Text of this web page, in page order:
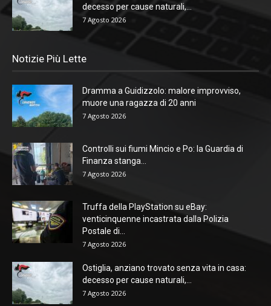
decesso per cause naturali,...
7 Agosto 2026
Notizie Più Lette
Dramma a Guidizzolo: malore improvviso,
muore una ragazza di 20 anni
7 Agosto 2026
Controlli sui fiumi Mincio e Po: la Guardia di
Finanza stanga...
7 Agosto 2026
Truffa della PlayStation su eBay:
venticinquenne incastrata dalla Polizia
Postale di...
7 Agosto 2026
Ostiglia, anziano trovato senza vita in casa:
decesso per cause naturali,...
7 Agosto 2026